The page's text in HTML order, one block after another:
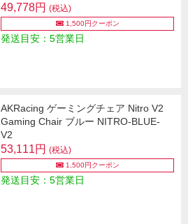
49,778円 (税込)
1,500円クーポン
発送目安：5営業日
AKRacing ゲーミングチェア Nitro V2
Gaming Chair ブルー NITRO-BLUE-
V2
53,111円 (税込)
1,500円クーポン
発送目安：5営業日